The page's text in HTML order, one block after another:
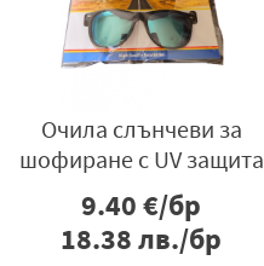
Очила слънчеви за
шофиране с UV защита
9.40€/бр
18.38лв./бр